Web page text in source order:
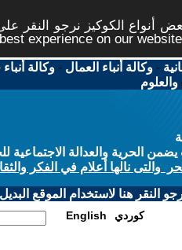
أنواع الكوكيز نرجو النقر
experience on our website
-وكالة أنباء العمال -وكالة
الحرية والعدالة الاجتماعية
والتى نالها أعلام في الفكر
النقر هنا لاستخدام الموقع البديل
English كوردي